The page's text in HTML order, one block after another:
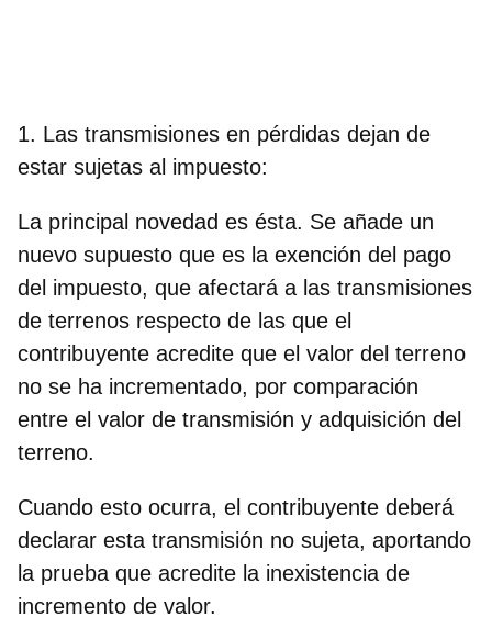
1. Las transmisiones en pérdidas dejan de
estar sujetas al impuesto:
La principal novedad es ésta. Se añade un
nuevo supuesto que es la exención del pago
del impuesto, que afectará a las transmisiones
de terrenos respecto de las que el
contribuyente acredite que el valor del terreno
no se ha incrementado, por comparación
entre el valor de transmisión y adquisición del
terreno.
Cuando esto ocurra, el contribuyente deberá
declarar esta transmisión no sujeta, aportando
la prueba que acredite la inexistencia de
incremento de valor.